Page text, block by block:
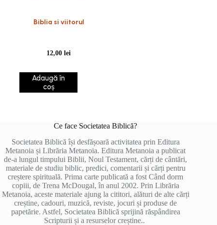
Biblia si viitorul
12,00lei
Adaugă în
coș
Ce face Societatea Biblică?
Societatea Biblică își desfășoară activitatea prin Editura
Metanoia și Librăria Metanoia. Editura Metanoia a publicat
de-a lungul timpului Biblii, Noul Testament, cărți de cântări,
materiale de studiu biblic, predici, comentarii și cărți pentru
creștere spirituală. Prima carte publicată a fost Când dorm
copiii, de Trena McDougal, în anul 2002. Prin Librăria
Metanoia, aceste materiale ajung la cititori, alături de alte cărți
creștine, cadouri, muzică, reviste, jocuri și produse de
papetărie. Astfel, Societatea Biblică sprijină răspândirea
Scripturii și a resurselor creștine..